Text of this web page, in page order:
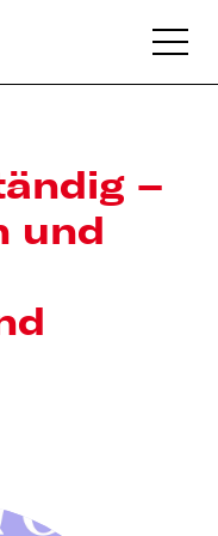
–
und